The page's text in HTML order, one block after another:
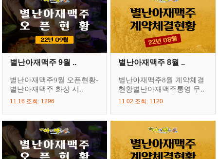
별난아재맥주 9월 ..
별난아재맥주9월 오픈현황-
별난아재맥주 화성 시..
11.16 조회: 1296
별난아재맥주 8월 ..
별난아재맥주8월 계약체결
현황별난아재맥주통영 무..
11.02 조회: 1120